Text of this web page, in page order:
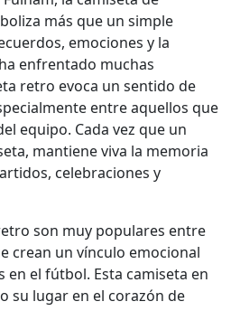
más que un simple
emociones y la
enfrentado muchas
retro evoca un sentido de
entre aquellos que
equipo. Cada vez que un
mantiene viva la memoria
celebraciones y
son muy populares entre
crean un vínculo emocional
en el fútbol. Esta camiseta en
su lugar en el corazón de